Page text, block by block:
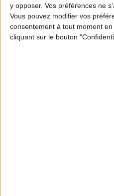
y opposer. Vos préférences ne
Vous pouvez modifier vos
consentement à tout moment
cliquant sur le bouton